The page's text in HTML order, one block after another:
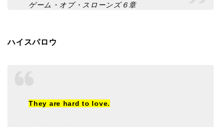
ゲーム・オブ・スローンズ６章
ハイスパロウ
They are hard to love.